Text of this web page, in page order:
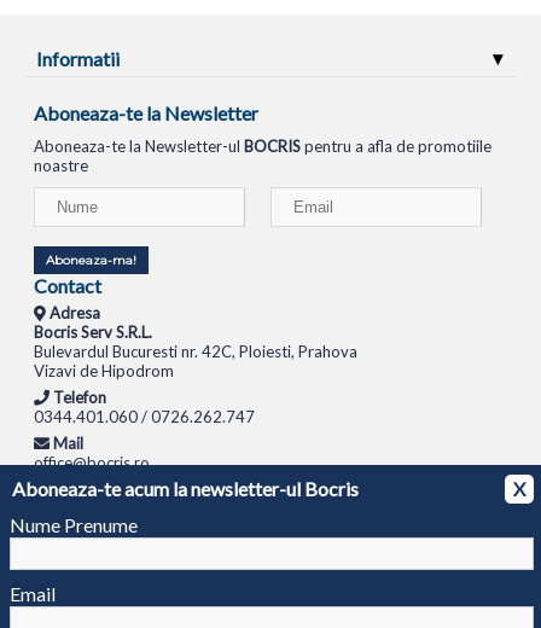
Aboneaza-te acum la newsletter-ul Bocris
X
Nume Prenume
Email
Informatii
Aboneaza-te la Newsletter
Aboneaza-te la Newsletter-ul BOCRISpentru a afla de promotiile
noastre
Aboneaza-ma!
Contact
Adresa
Bocris Serv S.R.L.
Bulevardul Bucuresti nr. 42C, Ploiesti, Prahova
Vizavi de Hipodrom
Telefon
0344.401.060 / 0726.262.747
Mail
office@bocris.ro
LAPTOPURI NETBOOK TABLETE MULTIFUNCTIONALE